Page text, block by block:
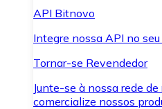
API Bitnovo
Integre nossa API no
Tornar-se Revendedor
Junte-se à nossa rede
comercialize nossos